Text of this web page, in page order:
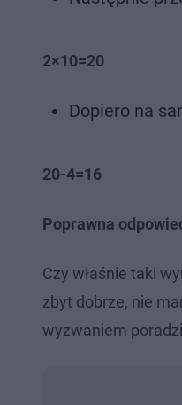
2×10=20
Dopiero na
20-4=16
Poprawna
Czy właśnie taki
zbyt dobrze, nie
wyzwaniem